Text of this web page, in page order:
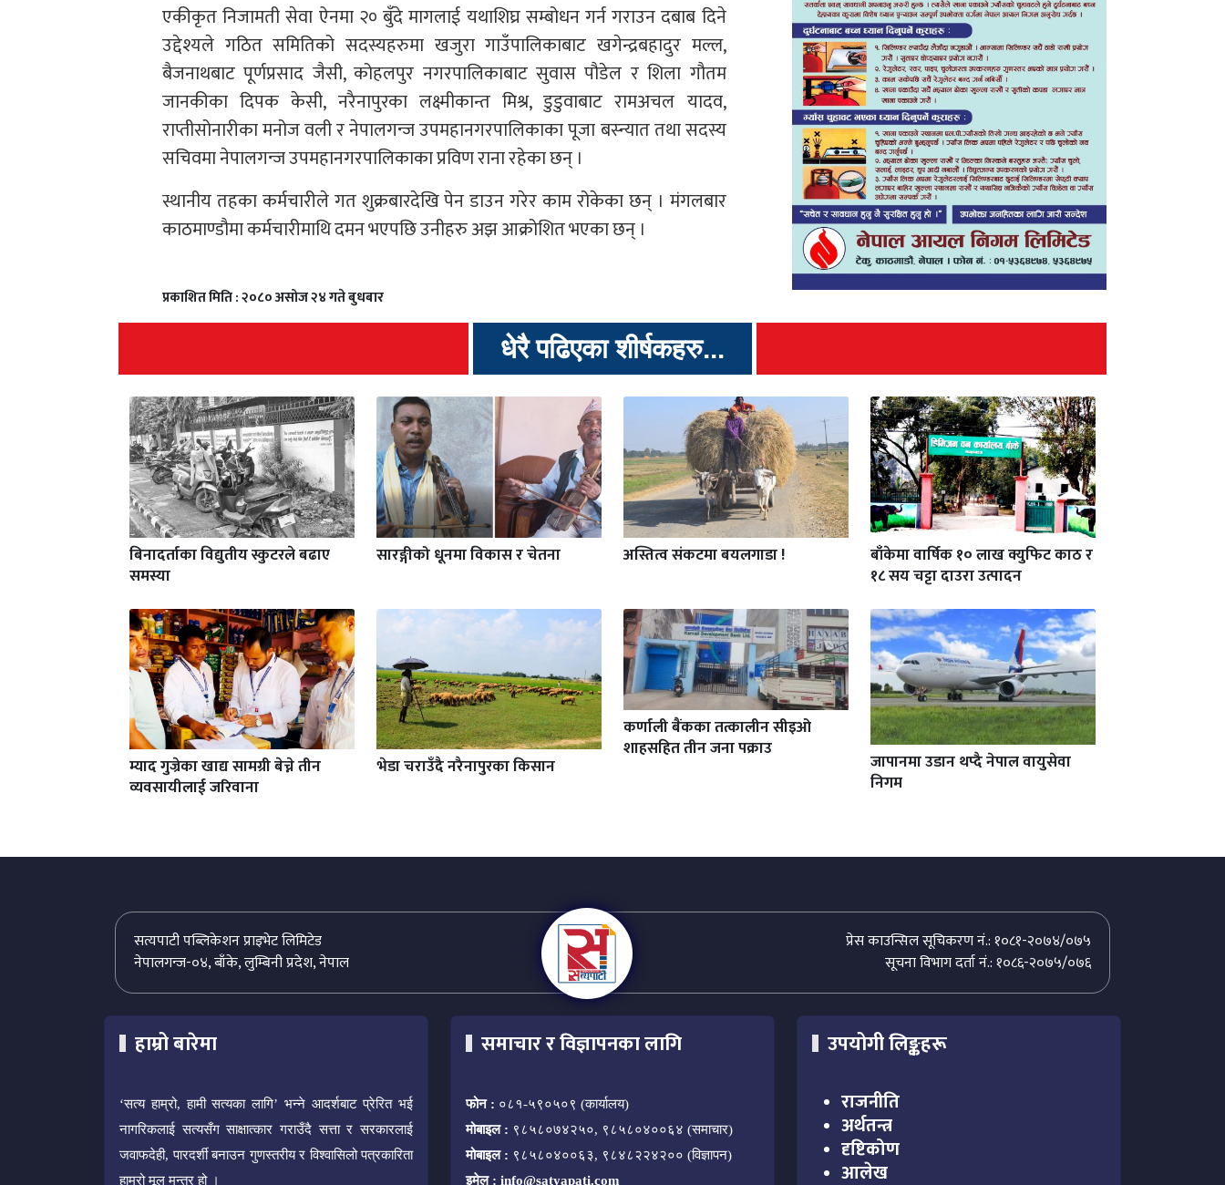
एकीकृत निजामती सेवा ऐनमा २० बुँदे मागलाई यथाशिघ्र सम्बोधन गर्न गराउन दबाब दिने
उद्देश्यले गठित समितिको सदस्यहरुमा खजुरा गाउँपालिकाबाट खगेन्द्रबहादुर मल्ल,
बैजनाथबाट पूर्णप्रसाद जैसी, कोहलपुर नगरपालिकाबाट सुवास पौडेल र शिला गौतम
जानकीका दिपक केसी, नरैनापुरका लक्ष्मीकान्त मिश्र, डुडुवाबाट रामअचल यादव,
राप्तीसोनारीका मनोज वली र नेपालगन्ज उपमहानगरपालिकाका पूजा बस्न्यात तथा सदस्य
सचिवमा नेपालगन्ज उपमहानगरपालिकाका प्रविण राना रहेका छन् ।
स्थानीय तहका कर्मचारीले गत शुक्रबारदेखि पेन डाउन गरेर काम रोकेका छन् । मंगलबार
काठमाण्डौमा कर्मचारीमाथि दमन भएपछि उनीहरु अझ आक्रोशित भएका छन् ।
प्रकाशित मिति : २०८० असोज २४ गते बुधबार
धेरै पढिएका शीर्षकहरु...
बिनादर्ताका विद्युतीय स्कुटरले बढाए
समस्या
सारङ्गीको धूनमा विकास र चेतना अस्तित्व संकटमा बयलगाडा !
बाँकेमा वार्षिक १० लाख क्युफिट काठ र
१८ सय चट्टा दाउरा उत्पादन
म्याद गुज्रेका खाद्य सामग्री बेच्ने तीन
व्यवसायीलाई जरिवाना
भेडा चराउँदै नरैनापुरका किसान
कर्णाली बैंकका तत्कालीन सीइओ
शाहसहित तीन जना पक्राउ
जापानमा उडान थप्दै नेपाल वायुसेवा
निगम
प्रेस काउन्सिल सूचिकरण नं.: १०८१-२०७४/०७५
सत्यपाटी पब्लिकेशन प्राइभेट लिमिटेड
सूचना विभाग दर्ता नं.: १०८६-२०७५/०७६
नेपालगन्ज-०४, बाँके, लुम्बिनी प्रदेश, नेपाल
हाम्रो बारेमा
‘सत्य हाम्रो, हामी सत्यका लागि’ भन्ने आदर्शबाट प्रेरित भई
नागरिकलाई सत्यसँग साक्षात्कार गराउँदै सत्ता र सरकारलाई
जवाफदेही, पारदर्शी बनाउन गुणस्तरीय र विश्वासिलो पत्रकारिता
हाम्रो मूल मन्त्र हो ।
समाचार र विज्ञापनका लागि
फोन : ०८१-५९०५०९ (कार्यालय)
मोबाइल : ९८५८०७४२५०, ९८५८०४००६४ (समाचार)
मोबाइल : ९८५८०४००६३, ९८४८२२४२०० (विज्ञापन)
इमेल : info@satyapati.com
उपयोगी लिङ्कहरू
राजनीति
अर्थतन्त्र
दृष्टिकोण
आलेख